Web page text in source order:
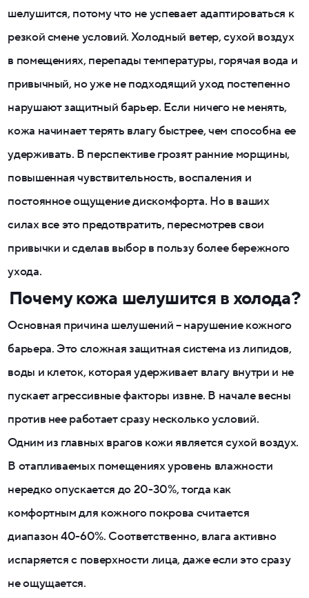
шелушится, потому что не успевает адаптироваться к
резкой смене условий. Холодный ветер, сухой воздух
в помещениях, перепады температуры, горячая вода и
привычный, но уже не подходящий уход постепенно
нарушают защитный барьер. Если ничего не менять,
кожа начинает терять влагу быстрее, чем способна ее
удерживать. В перспективе грозят ранние морщины,
повышенная чувствительность, воспаления и
постоянное ощущение дискомфорта. Но в ваших
силах все это предотвратить, пересмотрев свои
привычки и сделав выбор в пользу более бережного
ухода.
Почему кожа шелушится в холода?
Основная причина шелушений – нарушение кожного
барьера. Это сложная защитная система из липидов,
воды и клеток, которая удерживает влагу внутри и не
пускает агрессивные факторы извне. В начале весны
против нее работает сразу несколько условий.
Одним из главных врагов кожи является сухой воздух.
В отапливаемых помещениях уровень влажности
нередко опускается до 20-30%, тогда как
комфортным для кожного покрова считается
диапазон 40-60%. Соответственно, влага активно
испаряется с поверхности лица, даже если это сразу
не ощущается.